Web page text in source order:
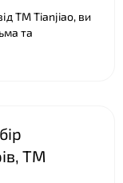
ТМ Tianjiao, ви
та
ТМ